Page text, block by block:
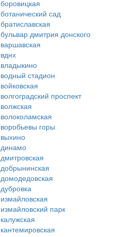
боровицкая
ботанический сад
братиславская
бульвар дмитрия донского
варшавская
вднх
владыкино
водный стадион
войковская
волгоградский проспект
волжская
волоколамская
воробьевы горы
выхино
динамо
дмитровская
добрынинская
домодедовская
дубровка
измайловская
измайловский парк
калужская
кантемировская